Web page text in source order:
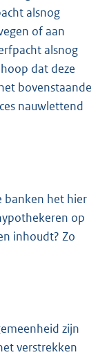
alsnog
of aan
alsnog
dat deze
bovenstaande
nauwlettend
banken het hier
op
inhoudt? Zo
zijn
verstrekken